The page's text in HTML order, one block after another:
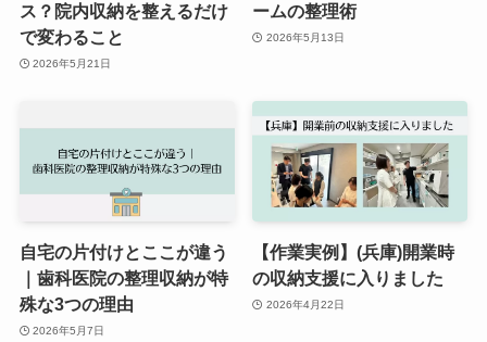
ス？院内収納を整えるだけ
で変わること
2026年5月21日
ームの整理術
2026年5月13日
自宅の片付けとここが違う
｜歯科医院の整理収納が特
殊な3つの理由
2026年5月7日
【作業実例】(兵庫)開業時
の収納支援に入りました
2026年4月22日